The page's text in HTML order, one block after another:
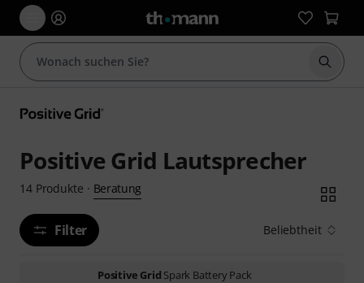
Suche
Positive Grid Lautsprecher
14 Produkte · Beratung
Filter Beliebtheit
Positive Grid Spark Battery Pack